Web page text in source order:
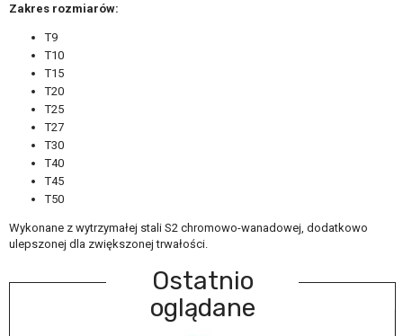
Zakres rozmiarów:
T9
T10
T15
T20
T25
T27
T30
T40
T45
T50
Wykonane z wytrzymałej stali S2 chromowo-wanadowej, dodatkowo
ulepszonej dla zwiększonej trwałości.
Ostatnio
oglądane